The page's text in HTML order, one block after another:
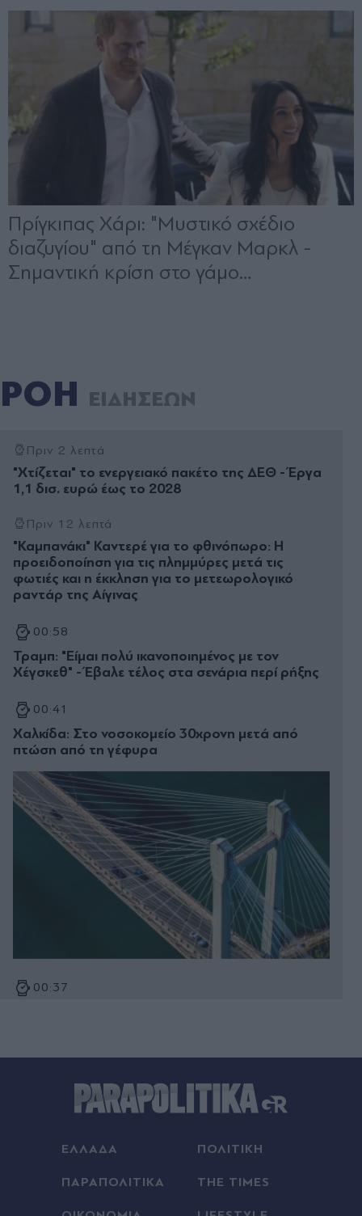
ΡΟΗ ΕΙΔΗΣΕΩΝ
Πριν 2 λεπτά
"Χτίζεται" το ενεργειακό πακέτο της ΔΕΘ - Έργα
1,1 δισ. ευρώ έως το 2028
Πριν 12 λεπτά
"Καμπανάκι" Καντερέ για το φθινόπωρο: Η
προειδοποίηση για τις πλημμύρες μετά τις
φωτιές και η έκκληση για το μετεωρολογικό
ραντάρ της Αίγινας
00:58
Τραμπ: "Είμαι πολύ ικανοποιημένος με τον
Χέγσκεθ" - Έβαλε τέλος στα σενάρια περί ρήξης
00:41
Χαλκίδα: Στο νοσοκομείο 30χρονη μετά από
πτώση από τη γέφυρα
00:37
(Εικόνες)
πρώτα λεπτά"
00:22
ΕΛΛΑΔΑ ΠΟΛΙΤΙΚΗ
ΠΑΡΑΠΟΛΙΤΙΚΑ THE TIMES